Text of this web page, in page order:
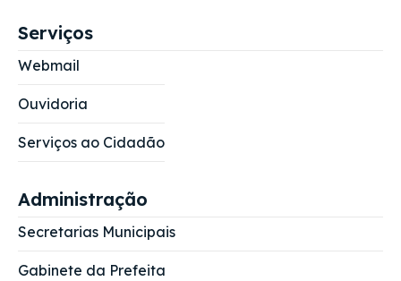
Serviços
Webmail
Ouvidoria
Serviços ao Cidadão
Administração
Secretarias Municipais
Gabinete da Prefeita